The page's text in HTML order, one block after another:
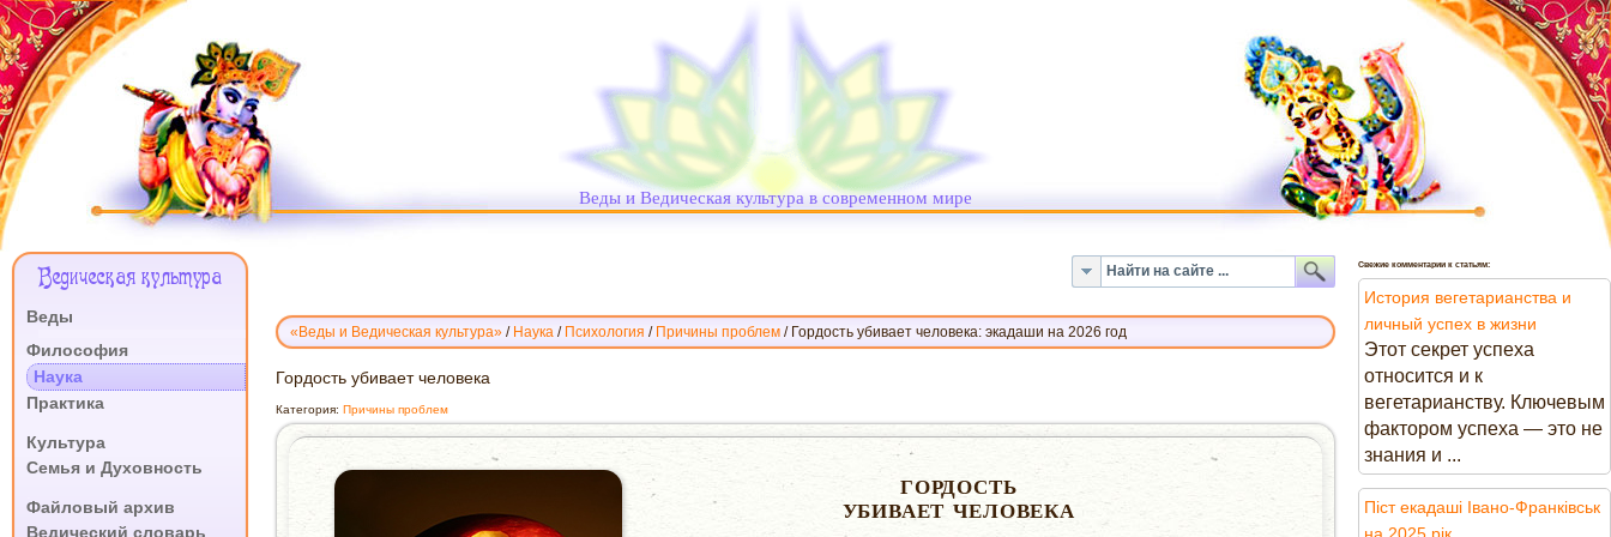
Веды и Ведическая культура в современном мире
«Веды и Ведическая культура» / Наука / Психология / Причины проблем / Гордость убивает человека: экадаши на 2026 год
ГОРДОСТЬ
УБИВАЕТ
ЧЕЛОВЕКА
Гордость убивает человека
Категория: Причины проблем
ГОРДОСТЬ
УБИВАЕТ ЧЕЛОВЕКА
Меню
Ведическая культура
Веды
Философия
Наука
Практика
Культура
Семья и Духовность
Файловый архив
Ведический словарь
Свежие комментарии к статьям:
История вегетарианства и
личный успех в жизни
Этот секрет успеха
относится и к
вегетарианству. Ключевым
фактором успеха — это не
знания и ...
Піст екадаші Івано-Франківськ